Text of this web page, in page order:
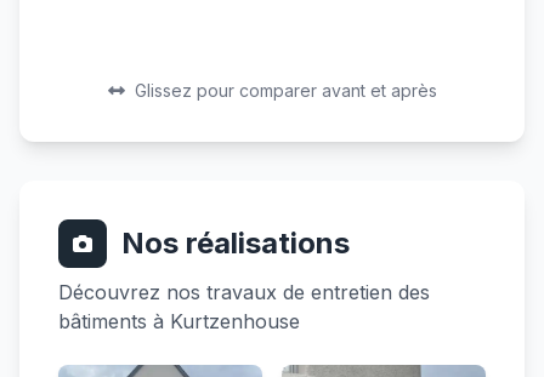
Avant
Après
Glissez pour comparer avant et après
Nos réalisations
Découvrez nos travaux de entretien des
bâtiments à Kurtzenhouse